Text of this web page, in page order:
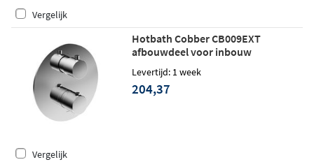
Vergelijk
Hotbath Cobber CB009EXT
afbouwdeel voor inbouw
chroom
Levertijd: 1 week
204,37
Vergelijk